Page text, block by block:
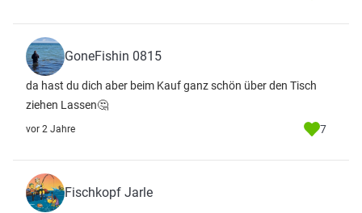
GoneFishin 0815
da hast du dich aber beim Kauf ganz schön über den Tisch
ziehen Lassen🤔
vor 2 Jahre 7
Fischkopf Jarle